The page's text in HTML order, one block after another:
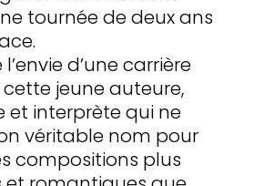
tournée de deux ans
d’une carrière
jeune auteure,
et interprète qui ne
véritable nom pour
compositions plus